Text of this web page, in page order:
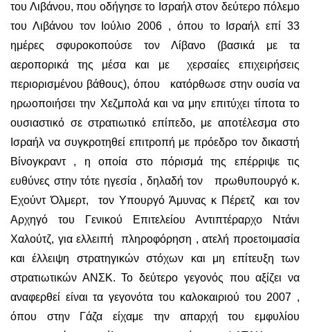
του Λιβάνου, που οδήγησε το Ισραήλ στον δεύτερο πόλεμο
του Λιβάνου τον Ιούλιο 2006 , όπου το Ισραήλ επί 33
ημέρες σφυροκοπούσε τον Λίβανο (βασικά με τα
αεροπορικά της μέσα και με χερσαίες επιχειρήσεις
περιορισμένου βάθους), όπου κατόρθωσε στην ουσία να
ηρωοποιήσει την Χεζμπολά και να μην επιτύχει τίποτα το
ουσιαστικό σε στρατιωτικό επίπεδο, με αποτέλεσμα στο
Ισραήλ να συγκροτηθεί επιτροπή με πρόεδρο τον δικαστή
Βίνογκραντ , η οποία στο πόρισμά της επέρριψε τις
ευθύνες στην τότε ηγεσία , δηλαδή τον πρωθυπουργό κ.
Εχούντ Όλμερτ, τον Υπουργό Άμυνας κ Πέρετζ και τον
Αρχηγό του Γενικού Επιτελείου Αντιπτέραρχο Ντάνι
Χαλούτζ, για ελλειπή πληροφόρηση , ατελή προετοιμασία
και έλλειψη στρατηγικών στόχων και μη επίτευξη των
στρατιωτικών ΑΝΣΚ. Το δεύτερο γεγονός που αξίζει να
αναφερθεί είναι τα γεγονότα του καλοκαιριού του 2007 ,
όπου στην Γάζα είχαμε την απαρχή του εμφυλίου